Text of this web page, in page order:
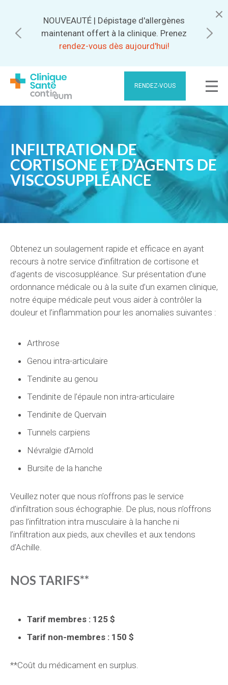
Abonnez-vous pour bénéficier de
meilleurs tarifs.
NOUVEAUTÉ | Dépistage d'allergènes
maintenant offert à la clinique. Prenez
rendez-vous dès aujourd'hui!
RENDEZ-VOUS
INFILTRATION DE
CORTISONE ET D’AGENTS DE
VISCOSUPPLÉANCE
Obtenez un soulagement rapide et efficace en ayant
recours à notre service d’infiltration de cortisone et
d’agents de viscosuppléance. Sur présentation d’une
ordonnance médicale ou à la suite d’un examen clinique,
notre équipe médicale peut vous aider à contrôler la
douleur et l’inflammation pour les anomalies suivantes :
Arthrose
Genou intra-articulaire
Tendinite au genou
Tendinite de l’épaule non intra-articulaire
Tendinite de Quervain
Tunnels carpiens
Névralgie d’Arnold
Bursite de la hanche
Veuillez noter que nous n’offrons pas le service
d’infiltration sous échographie. De plus, nous n’offrons
pas l’infiltration intra musculaire à la hanche ni
l’infiltration aux pieds, aux chevilles et aux tendons
d’Achille.
NOS TARIFS**
Tarif membres : 125 $
Tarif non-membres : 150 $
**Coût du médicament en surplus.